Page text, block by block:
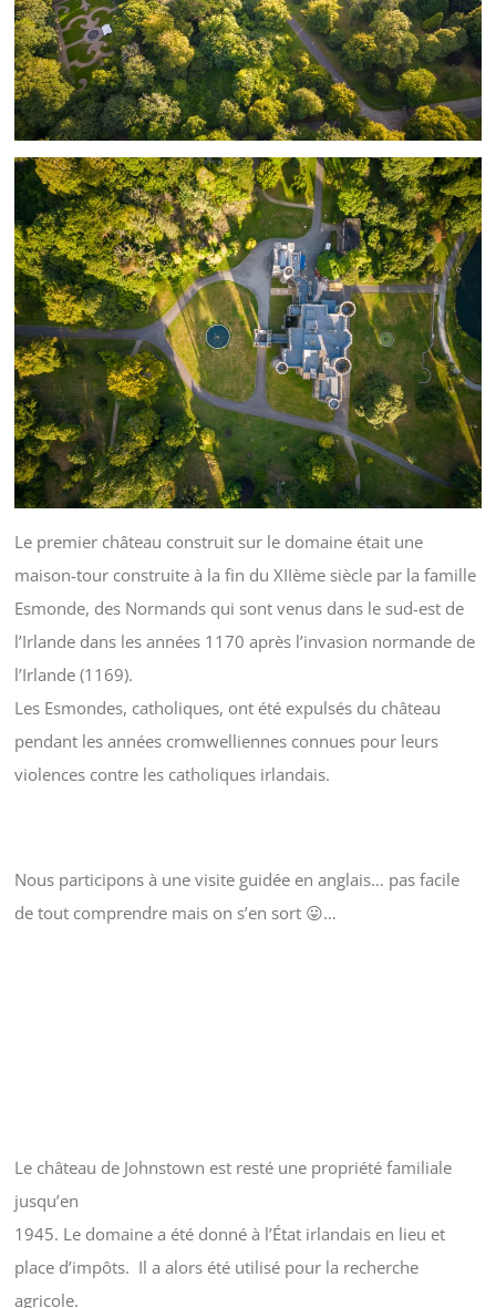
Le premier château construit sur le domaine était une
maison-tour construite à la fin du XIIème siècle par la famille
Esmonde, des Normands qui sont venus dans le sud-est de
l’Irlande dans les années 1170 après l’invasion normande de
l’Irlande (1169).
Les Esmondes, catholiques, ont été expulsés du château
pendant les années cromwelliennes connues pour leurs
violences contre les catholiques irlandais.
Nous participons à une visite guidée en anglais… pas facile
de tout comprendre mais on s’en sort 😛…
Le château de Johnstown est resté une propriété familiale
jusqu’en
1945. Le domaine a été donné à l’État irlandais en lieu et
place d’impôts. Il a alors été utilisé pour la recherche
agricole.